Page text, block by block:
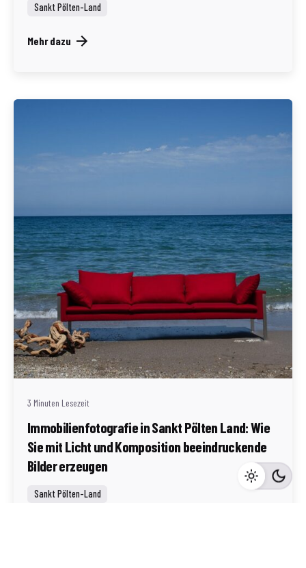
Sankt Pölten-Land
Mehr dazu
Geschrieben von
Redaktion Immofragen Sankt Pölten Stadt / Land
(AT)
3 Minuten Lesezeit
Immobilienfotografie in Sankt Pölten Land: Wie
Sie mit Licht und Komposition beeindruckende
Bilder erzeugen
Sankt Pölten-Land